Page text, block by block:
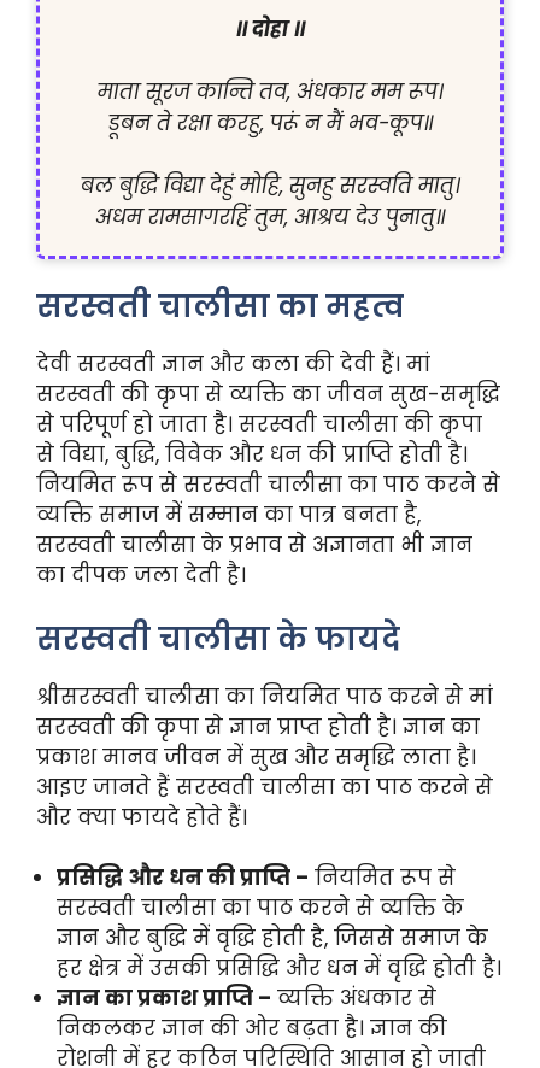
॥ दोहा ॥
माता सूरज कान्ति तव, अंधकार मम रूप।
डूबन ते रक्षा करहु, परूं न मैं भव-कूप॥
बल बुद्धि विद्या देहुं मोहि, सुनहु सरस्वति मातु।
सरस्वती चालीसा का महत्व
देवी सरस्वती ज्ञान और कला की देवी हैं। मां
सरस्वती की कृपा से व्यक्ति का जीवन सुख-समृद्धि
से परिपूर्ण हो जाता है। सरस्वती चालीसा की कृपा
से विद्या, बुद्धि, विवेक और धन की प्राप्ति होती है।
नियमित रूप से सरस्वती चालीसा का पाठ करने से
व्यक्ति समाज में सम्मान का पात्र बनता है,
सरस्वती चालीसा के प्रभाव से अज्ञानता भी ज्ञान
का दीपक जला देती है।
सरस्वती चालीसा के फायदे
श्रीसरस्वती चालीसा का नियमित पाठ करने से मां
सरस्वती की कृपा से ज्ञान प्राप्त होती है। ज्ञान का
प्रकाश मानव जीवन में सुख और समृद्धि लाता है।
आइए जानते हैं सरस्वती चालीसा का पाठ करने से
और क्या फायदे होते हैं।
प्रसिद्धि और धन की प्राप्ति – नियमित रूप से
सरस्वती चालीसा का पाठ करने से व्यक्ति के
ज्ञान और बुद्धि में वृद्धि होती है, जिससे समाज के
हर क्षेत्र में उसकी प्रसिद्धि और धन में वृद्धि होती है।
ज्ञान का प्रकाश प्राप्ति – व्यक्ति अंधकार से
निकलकर ज्ञान की ओर बढ़ता है। ज्ञान की
रोशनी में हर कठिन परिस्थिति आसान हो जाती